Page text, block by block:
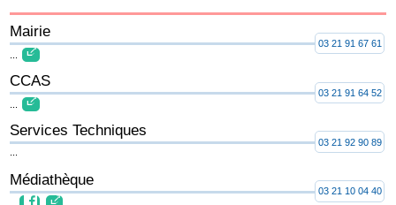
Mairie
03 21 91 67 61
CCAS
03 21 91 64 52
Services Techniques
03 21 92 90 89
Médiathèque
03 21 10 04 40